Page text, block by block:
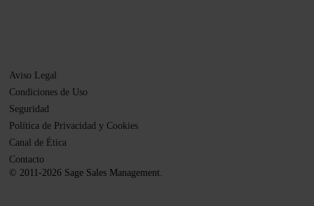
© 2011-2026 Sage Sales Management.
Aviso Legal
Condiciones de Uso
Seguridad
Política de Privacidad y Cookies
Canal de Ética
Contacto